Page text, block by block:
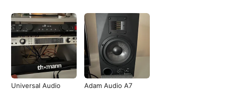
Universal Audio
Adam Audio A7